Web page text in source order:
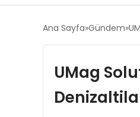
Ana Sayfa Gündem
UMag